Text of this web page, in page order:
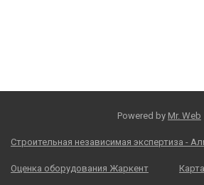
Powered by Mr. Web
Строительная независимая экспертиза -
Оценка оборудования Жаркент